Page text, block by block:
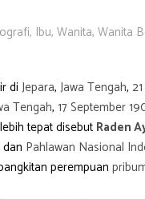
, Ibu, Wanita, Wanita
diJepara, Jawa Tengah,
Tengah, 17 September
tepat disebut Raden
dan Pahlawan Nasional
perempuan